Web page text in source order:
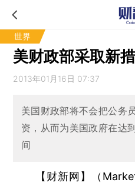
世界
美财政部采取新
2013年01月16日 07:37
美国财政部将不会把公务
资，从而为美国政府在达
间
【财新网】（